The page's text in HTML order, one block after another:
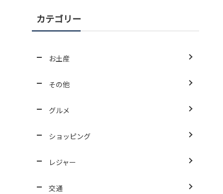
カテゴリー
お土産
その他
グルメ
ショッピング
レジャー
交通